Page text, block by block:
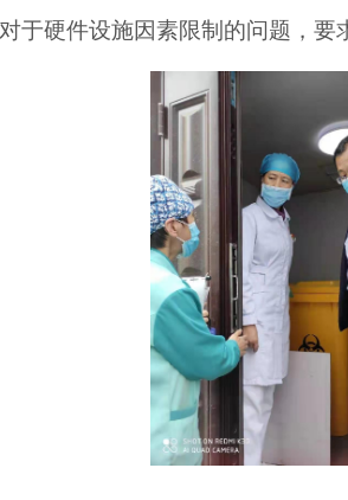
于硬件设施因素限制的问题，